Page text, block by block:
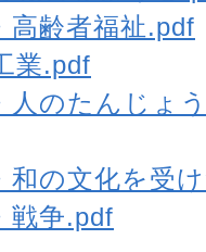
高齢者福祉.pdf
業.pdf
人のたんじょ
和の文化を受
戦争.pdf